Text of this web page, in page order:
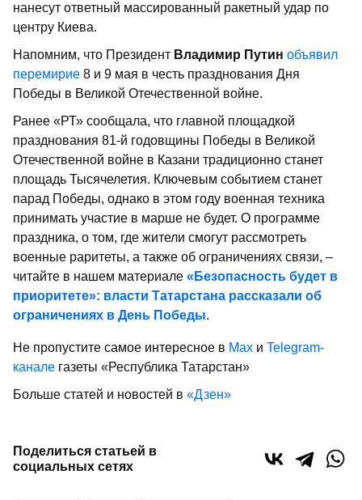
нанесут ответный массированный ракетный удар по
центру Киева.
Напомним, что Президент Владимир Путин объявил
перемирие 8 и 9 мая в честь празднования Дня
Победы в Великой Отечественной войне.
Ранее «РТ» сообщала, что главной площадкой
празднования 81-й годовщины Победы в Великой
Отечественной войне в Казани традиционно станет
площадь Тысячелетия. Ключевым событием станет
парад Победы, однако в этом году военная техника
принимать участие в марше не будет. О программе
праздника, о том, где жители смогут рассмотреть
военные раритеты, а также об ограничениях связи, –
читайте в нашем материале «Безопасность будет в
приоритете»: власти Татарстана рассказали об
ограничениях в День Победы.
Не пропустите самое интересное в Max и Telegram-
канале газеты «Республика Татарстан»
Больше статей и новостей в «Дзен»
Поделиться статьей в
социальных сетях